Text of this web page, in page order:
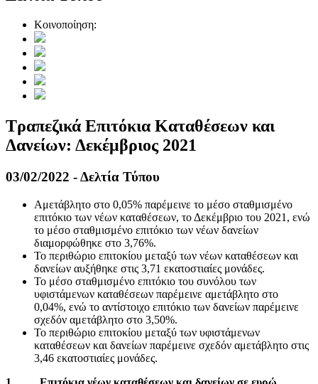
Κοινοποίηση:
Τραπεζικά Επιτόκια Καταθέσεων και
Δανείων: Δεκέμβριος 2021
03/02/2022 - Δελτία Τύπου
Αμετάβλητο στο 0,05% παρέμεινε το μέσο σταθμισμένο
επιτόκιο των νέων καταθέσεων, το Δεκέμβριο του 2021, ενώ
το μέσο σταθμισμένο επιτόκιο των νέων δανείων
διαμορφώθηκε στο 3,76%.
Το περιθώριο επιτοκίου μεταξύ των νέων καταθέσεων και
δανείων αυξήθηκε στις 3,71 εκατοστιαίες μονάδες.
Το μέσο σταθμισμένο επιτόκιο του συνόλου των
υφιστάμενων καταθέσεων παρέμεινε αμετάβλητο στο
0,04%, ενώ το αντίστοιχο επιτόκιο των δανείων παρέμεινε
σχεδόν αμετάβλητο στο 3,50%.
Το περιθώριο επιτοκίου μεταξύ των υφιστάμενων
καταθέσεων και δανείων παρέμεινε σχεδόν αμετάβλητο στις
3,46 εκατοστιαίες μονάδες.